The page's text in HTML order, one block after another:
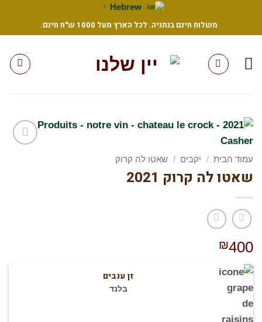
Hebrew
▼
משלוח חינם בנתניה. לכל הארץ מעל 1000 ש"ח חינם.
עמוד הבית / יקבים / שאטו לה קרוק
שאטו לה קרוק 2021
₪400
זן ענבים
בלנד